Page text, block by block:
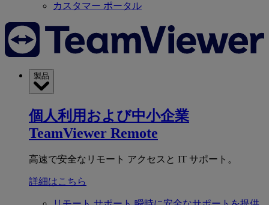
カスタマー ポータル
製品
個人利用および中小企業
TeamViewer Remote
高速で安全なリモート アクセスと IT サポート。
詳細はこちら